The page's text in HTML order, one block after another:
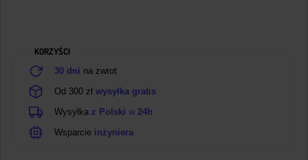
KORZYŚCI
30 dni na zwrot
Od 300 zł wysyłka gratis
Wysyłka z Polski w 24h
Wsparcie inżyniera